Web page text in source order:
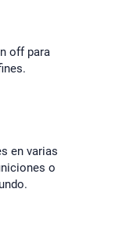
off para
en varias
o